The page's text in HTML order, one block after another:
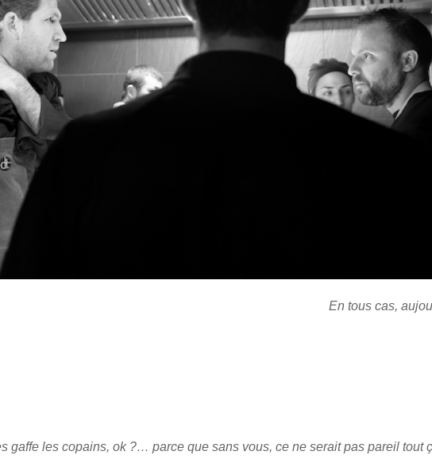
En tous cas,
gaffe les copains, ok ?… parce que sans vous, ce ne serait pas pareil tout